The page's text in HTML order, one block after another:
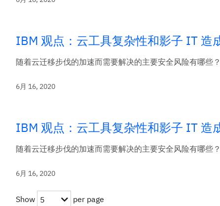
IBM 观点：云工具复杂性和影子 IT 造
随着云迁移步伐的加速而需要解决的主要安全风险有哪些
6月 16, 2020
IBM 观点：云工具复杂性和影子 IT 造
随着云迁移步伐的加速而需要解决的主要安全风险有哪些
6月 16, 2020
Show 5 per page